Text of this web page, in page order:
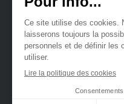
Ville de
Ville